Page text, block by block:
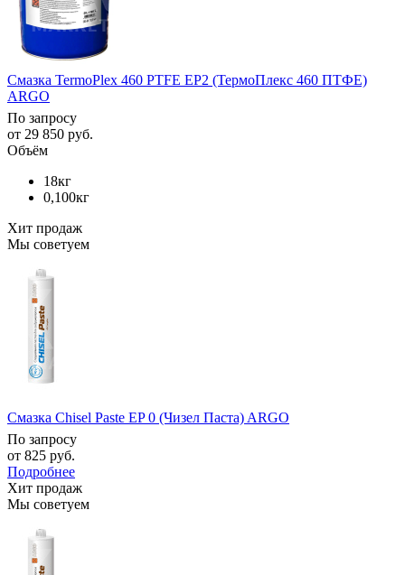
Смазка TermoPlex 460 PTFE EP2 (ТермоПлекс 460 ПТФЕ)
ARGO
По запросу
от 29 850 руб.
Объём
18кг
0,100кг
Хит продаж
Мы советуем
Смазка Chisel Paste EP 0 (Чизел Паста) ARGO
По запросу
от 825 руб.
Подробнее
Хит продаж
Мы советуем